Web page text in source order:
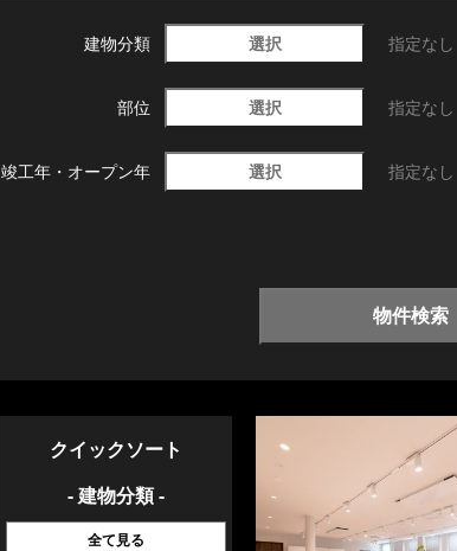
建物分類 選択 指定なし
部位 選択 指定なし
竣工年・ オープン年 選択 指定なし
物件検索
クイックソート
- 建物分類 -
全て見る